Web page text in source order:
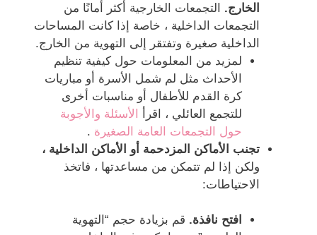
الخارج.
التجمعات الخارجية أكثر أمانًا من
التجمعات الداخلية ، خاصة إذا كانت المساحات
الداخلية صغيرة وتفتقر إلى التهوية من الخارج.
لمزيد من المعلومات حول كيفية تنظيم
الأحداث مثل لم شمل الأسرة أو مباريات
كرة القدم للأطفال أو مناسبات أخرى
للتجمع العائلي ، اقرأ
الأسئلة والأجوبة
حول التجمعات العامة الصغيرة .
تجنب الأماكن المزدحمة أو الأماكن الداخلية ،
ولكن إذا لم تتمكن من مساعدتها ، فاتخذ
الاحتياطات:
افتح نافذة. قم بزيادة حجم “التهوية